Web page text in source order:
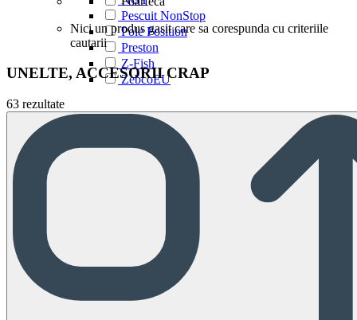
Pescuit NonStop
Pole Position
Preston
Z-Fish
ZebcoEU
Nici un produs gasit care sa corespunda cu criteriile
cautarii
UNELTE, ACCESORII CRAP
63 rezultate